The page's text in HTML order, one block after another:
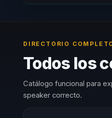
DIRECTORIO
Todos los
Catálogo funcional para
speaker correcto.